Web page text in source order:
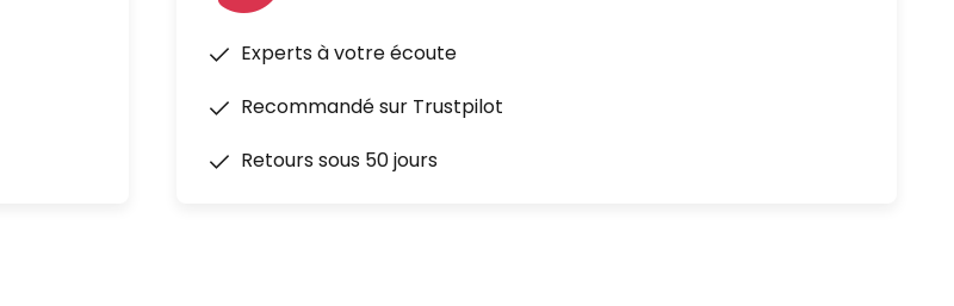
Experts à votre écoute
Recommandé sur Trustpilot
Retours sous 50 jours